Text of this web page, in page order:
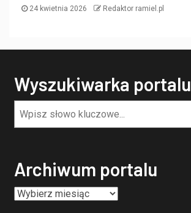
24 kwietnia 2026 Redaktor ramiel.pl
Wyszukiwarka portalu
Archiwum portalu